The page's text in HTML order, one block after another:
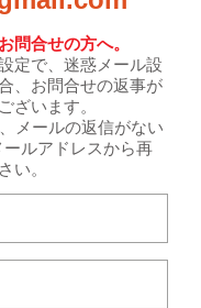
問合せの方へ。
定で、迷惑メール設
、お問合せの返事が
ざいます。
メールの返信がない
ルアドレスから再
い。